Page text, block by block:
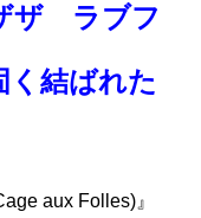
ザ ラブフ
く結ばれた
aux Folles)』